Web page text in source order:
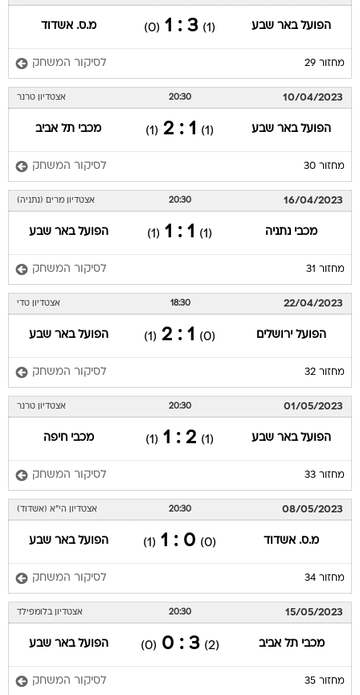
הפועל באר שבע (1)
3 : 1
(0) מ.ס. אשדוד
מחזור 29 לסיקור המשחק
10/04/2023
20:30 אצטדיון טרנר
הפועל באר שבע (1)
1 : 2
(1) מכבי תל אביב
מחזור 30 לסיקור המשחק
16/04/2023
20:30 אצטדיון מרים (נתניה)
מכבי נתניה (1)
1 : 1
(1) הפועל באר שבע
מחזור 31 לסיקור המשחק
22/04/2023
18:30 אצטדיון טדי
הפועל ירושלים (0)
1 : 2
(1) הפועל באר שבע
מחזור 32 לסיקור המשחק
01/05/2023
20:30 אצטדיון טרנר
הפועל באר שבע (1)
2 : 1
(1) מכבי חיפה
מחזור 33 לסיקור המשחק
08/05/2023
20:30 אצטדיון הי"א (אשדוד)
מ.ס. אשדוד (0)
0 : 1
(1) הפועל באר שבע
מחזור 34 לסיקור המשחק
15/05/2023
20:30 אצטדיון בלומפילד
מכבי תל אביב (2)
3 : 0
(0) הפועל באר שבע
מחזור 35 לסיקור המשחק